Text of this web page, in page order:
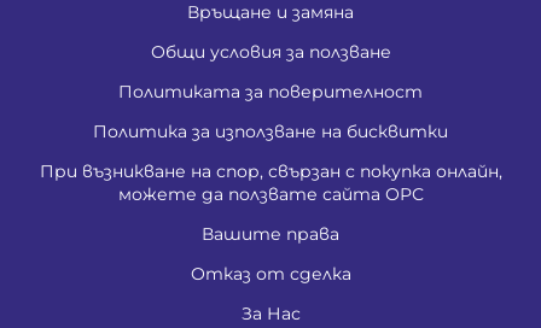
Връщане и замяна
Общи условия за ползване
Политиката за поверителност
Политика за използване на бисквитки
При възникване на спор, свързан с покупка онлайн,
можете да ползвате сайта ОРС
Вашите права
Отказ от сделка
За Нас